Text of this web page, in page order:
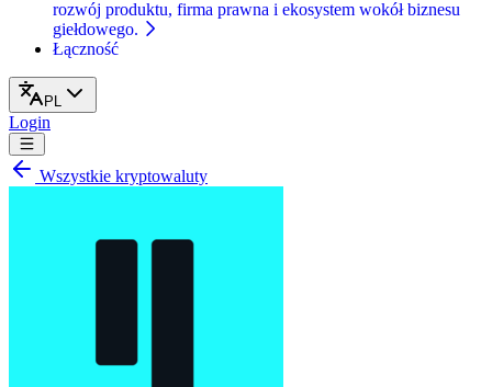
rozwój produktu, firma prawna i ekosystem wokół biznesu
giełdowego.
Łączność
PL
Login
Wszystkie kryptowaluty